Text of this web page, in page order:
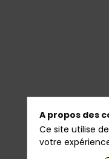
A propos des
Ce site utilise
votre